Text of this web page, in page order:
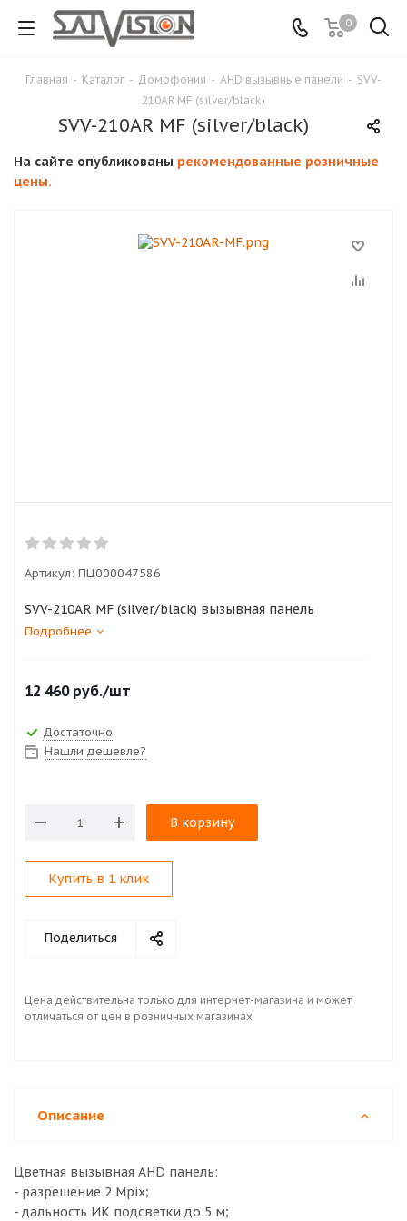
0
Главная - Каталог - Домофония - AHD вызывные панели - SVV-
210AR MF (silver/black)
SVV-210AR MF (silver/black)
На сайте опубликованы рекомендованные розничные
цены.
Артикул: ПЦ000047586
SVV-210AR MF (silver/black) вызывная панель
Подробнее
12 460руб./шт
Достаточно
Нашли дешевле?
В корзину
Купить в 1 клик
Поделиться
Цена действительна только для интернет-магазина и может
отличаться от цен в розничных магазинах
Описание
Цветная вызывная AHD панель:
- разрешение 2 Mpix;
- дальность ИК подсветки до 5 м;